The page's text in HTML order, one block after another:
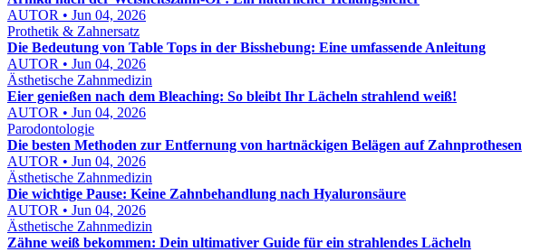
AUTOR • Jun 04, 2026
Prothetik & Zahnersatz
Die Bedeutung von Table Tops in der Bisshebung: Eine umfassende Anleitung
AUTOR • Jun 04, 2026
Ästhetische Zahnmedizin
Eier genießen nach dem Bleaching: So bleibt Ihr Lächeln strahlend weiß!
AUTOR • Jun 04, 2026
Parodontologie
Die besten Methoden zur Entfernung von hartnäckigen Belägen auf Zahnprothesen
AUTOR • Jun 04, 2026
Ästhetische Zahnmedizin
Die wichtige Pause: Keine Zahnbehandlung nach Hyaluronsäure
AUTOR • Jun 04, 2026
Ästhetische Zahnmedizin
Zähne weiß bekommen: Dein ultimativer Guide für ein strahlendes Lächeln